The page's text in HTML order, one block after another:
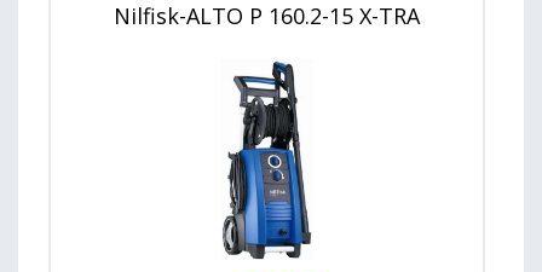
Nilfisk-ALTO P 160.2-15 X-TRA